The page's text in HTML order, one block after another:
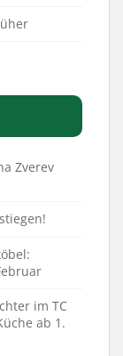
Zverev
im TC
ab 1.